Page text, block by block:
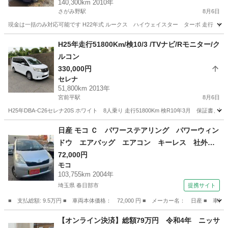
140,300km 2010年
さがみ野駅 8月6日
現金は一括のみ対応可能です H22年式 ルークス ハイウェイスター ターボ
さがみ野駅
H25年走行51800Km/検10/3 /TVナビ/Rモニター/ク
ルコン
330,000円
セレナ
51,800km 2013年
宮前平駅 8月6日
H25年DBA-C26セレナ20S ホワイト 8人乗り 走行51800Km 検R10年3月 保証書、
宮前平駅 セレナ
日産 モコ Ｃ パワーステアリング パワーウィン
ドウ エアバッグ エアコン キーレス 社外ナ
ビ ＣＤ ＤＶＤ ＥＴＣ 社外ＡＷ （検9.12）
72,000円
モコ
103,755km 2004年
埼玉県 春日部市 提携サイト
■ 支払総額: 9.5万円 ■ 車両本体価格： 72,000 円 ■ メーカー名： 日産 ■ 車
モコ
【オンライン決済】総額79万円 令和4年 ニッサ